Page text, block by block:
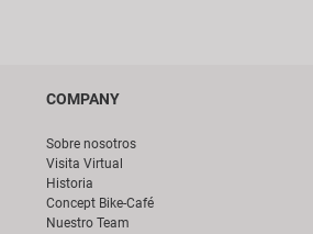
COMPANY
Sobre nosotros
Visita Virtual
Historia
Concept Bike-Café
Nuestro Team